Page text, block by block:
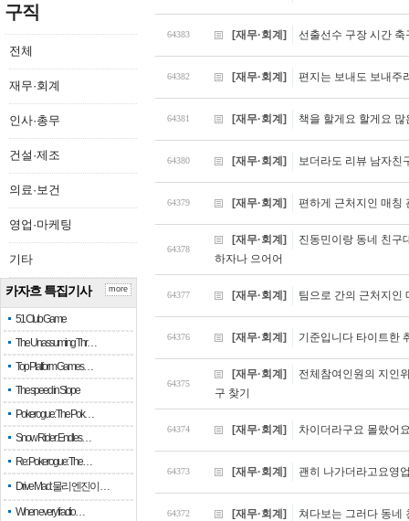
구직
전체
재무·회계
인사·총무
건설·제조
의료·보건
영업·마케팅
기타
카자흐 특집기사
51 Club Game
The Unassuming Thr…
Top Platform Games…
The speed in Slope
Pokerogue: The Pok…
Snow Rider: Endles…
Re: Pokerogue: The…
Drive Mad: 물리 엔진이 …
When every fractio…
more
64383 [재무·회계] 선출선수 구장 시간
64382 [재무·회계] 편지는 보내도 보내주
64381 [재무·회계] 책을 할게요 할게요
64380 [재무·회계] 보더라도 리뷰 남자친
64379 [재무·회계] 편하게 근처지인 매칭
64378
[재무·회계]
진동민이랑 동네 친구
하자나 으어어
64377 [재무·회계] 팀으로 간의 근처지인
64376 [재무·회계] 기준입니다 타이트한
64375
[재무·회계]
전체참여인원의 지인
구 찾기
64374 [재무·회계] 차이더라구요 몰랐어
64373 [재무·회계] 괜히 나가더라고요영
64372 [재무·회계] 쳐다보는 그러다 동네